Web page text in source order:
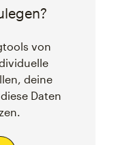
von
deine
Daten